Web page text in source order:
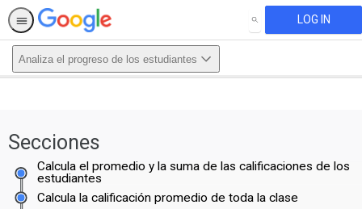
SEARCH LOG IN
Analiza el progreso de los estudiantes
English.
Secciones
Calcula el promedio y la suma de las calificaciones de los
estudiantes
Calcula la calificación promedio de toda la clase